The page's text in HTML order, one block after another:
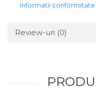
Informatii
Review-uri (0)